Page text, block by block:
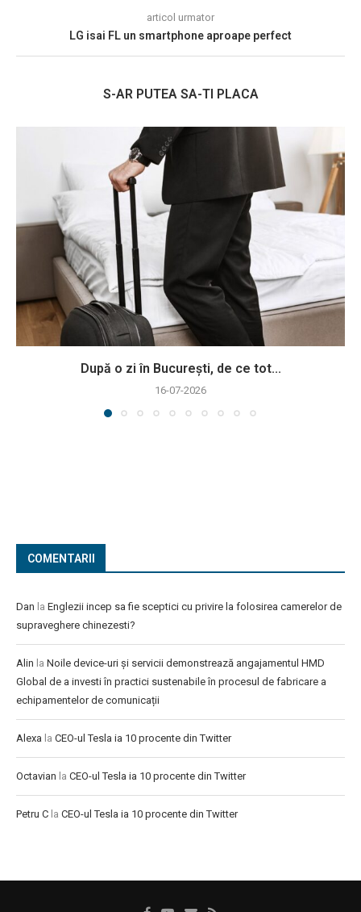
articol urmator
LG isai FL un smartphone aproape perfect
S-AR PUTEA SA-TI PLACA
După o zi în București, de ce tot...
16-07-2026
COMENTARII
Dan la Englezii incep sa fie sceptici cu privire la folosirea camerelor de
supraveghere chinezesti?
Alin la Noile device-uri și servicii demonstrează angajamentul HMD
Global de a investi în practici sustenabile în procesul de fabricare a
echipamentelor de comunicații
Alexa la CEO-ul Tesla ia 10 procente din Twitter
Octavian la CEO-ul Tesla ia 10 procente din Twitter
Petru C la CEO-ul Tesla ia 10 procente din Twitter